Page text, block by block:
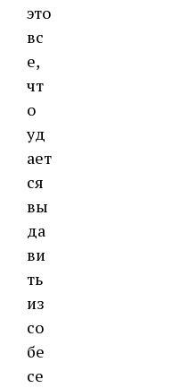
это
вс
е,
чт
о
уд
ает
ся
вы
да
ви
ть
из
со
бе
се